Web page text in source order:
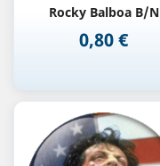
Rocky Balboa B/N
Precio
0,80 €